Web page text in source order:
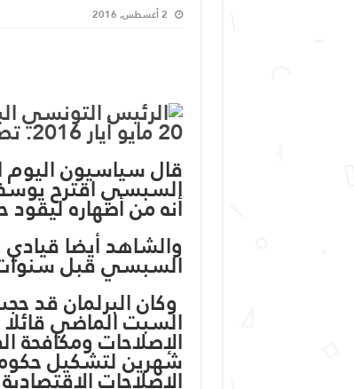
2 أغسطس, 2016
قال سياسيون اليوم
السبسي اقترح
أنه من أصهاره ليقود
والشاهد أيضا
السبسي قبل
‬‬‬‬‬‬وكان البرلمان قد
السبت الماضي
الإصلاحات
شهرين لتشكيل
الإصلاحات